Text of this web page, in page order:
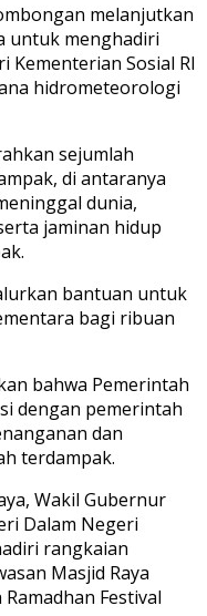
melanjutkan
untuk menghadiri
Kementerian Sosial RI
hidrometeorologi
sejumlah
di antaranya
dunia,
jaminan hidup
bantuan untuk
bagi ribuan
bahwa Pemerintah
dengan pemerintah
dan
terdampak.
Wakil Gubernur
Dalam Negeri
rangkaian
Masjid Raya
Festival